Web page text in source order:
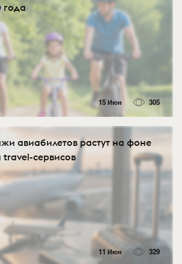
года
15 Июн 305
авиабилетов растут на фоне
сервисов
11 Июн 329